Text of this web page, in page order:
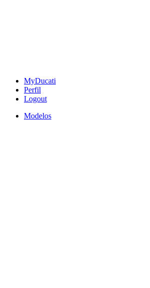
MyDucati
Perfil
Logout
Modelos